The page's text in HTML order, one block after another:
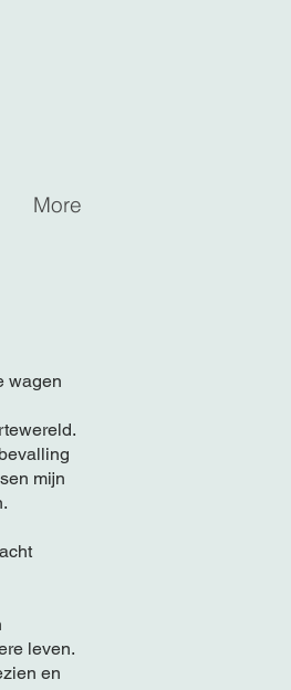
More
wagen
mijn
leven.
en